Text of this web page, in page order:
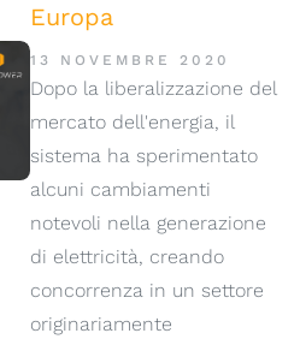
Europa
13 NOVEMBRE 2020
Dopo la liberalizzazione del
mercato dell'energia, il
sistema ha sperimentato
alcuni cambiamenti
notevoli nella generazione
di elettricità, creando
concorrenza in un settore
originariamente